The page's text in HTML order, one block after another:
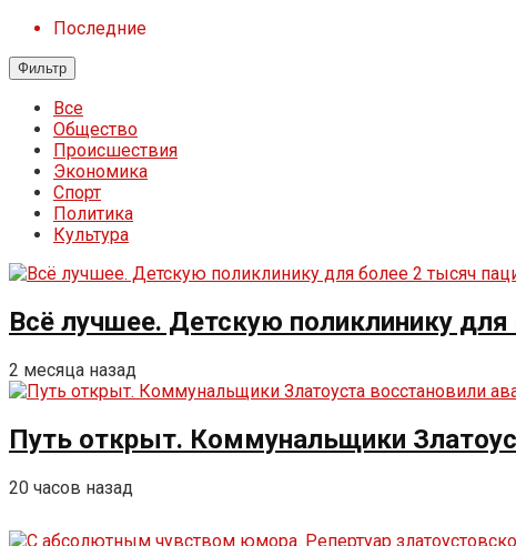
Последние
Фильтр
Все
Общество
Происшествия
Экономика
Спорт
Политика
Культура
Всё лучшее. Детскую поликлинику
2 месяца назад
Путь открыт. Коммунальщики
20 часов назад